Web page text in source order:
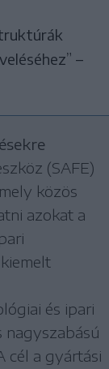
–
(SAFE)
közös
azokat a
és ipari
nagyszabású
cél a gyártási